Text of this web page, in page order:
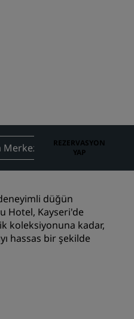
eden
otelleri
ziyaret edin
keşfedin
İletişim
REZERVASYON
YAP
düğün
Hotel, Kayseri'de
koleksiyonuna kadar,
hassas bir şekilde